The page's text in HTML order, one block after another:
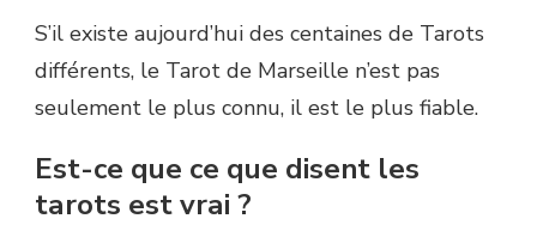
S’il existe aujourd’hui des centaines de Tarots
différents, le Tarot de Marseille n’est pas
seulement le plus connu, il est le plus fiable.
Est-ce que ce que disent les
tarots est vrai ?